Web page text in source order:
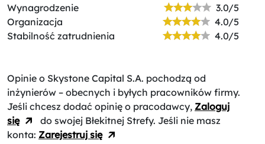
Wynagrodzenie
3.0/5
Organizacja
4.0/5
Stabilność zatrudnienia
4.0/5
Opinie o Skystone Capital S.A. pochodzą od
inżynierów – obecnych i byłych pracowników firmy.
Jeśli chcesz dodać opinię o pracodawcy, Zaloguj
się
do swojej Błekitnej Strefy. Jeśli nie masz
konta: Zarejestruj się